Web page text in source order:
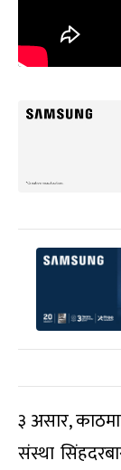
३ असार,
संस्था